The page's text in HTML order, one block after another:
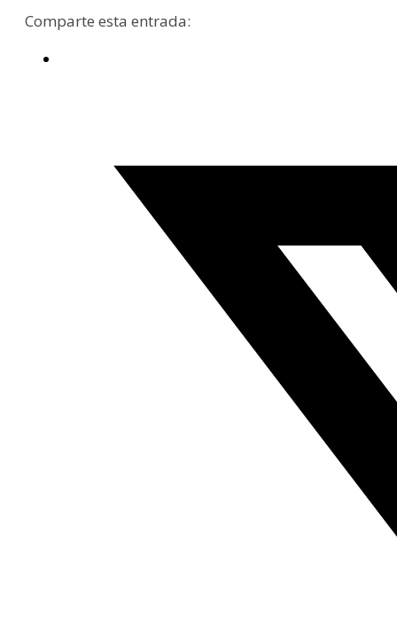
Comparte esta entrada: